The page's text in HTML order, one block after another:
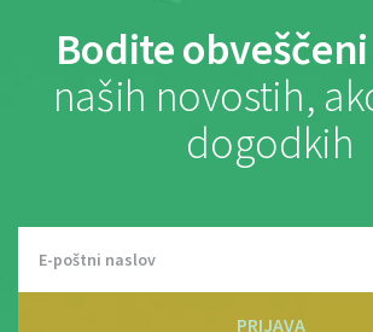
Bodite obveščeni
naših novostih,
dogodkih
PRIJAVA